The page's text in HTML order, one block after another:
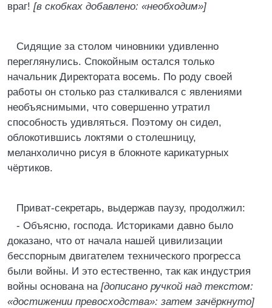
враг! [в скобках добавлено: «необходим»]
Сидящие за столом чиновники удивленно
переглянулись. Спокойным остался только
начальник Директората восемь. По роду своей
работы он столько раз сталкивался с явлениями
необъяснимыми, что совершенно утратил
способность удивляться. Поэтому он сидел,
облокотившись локтями о столешницу,
меланхолично рисуя в блокноте карикатурных
чёртиков.
Приват-секретарь, выдержав паузу, продолжил:
- Объясню, господа. Историками давно было
доказано, что от начала нашей цивилизации
бесспорным двигателем технического прогресса
были войны. И это естественно, так как индустрия
войны основана на [дописано ручкой над текстом:
«достижении превосходства»: затем зачёркнуто]